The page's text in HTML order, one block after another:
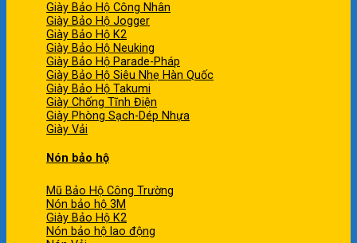
Giày Bảo Hộ Công Nhân
Giày Bảo Hộ Jogger
Giày Bảo Hộ K2
Giày Bảo Hộ Neuking
Giày Bảo Hộ Parade-Pháp
Giày Bảo Hộ Siêu Nhẹ Hàn Quốc
Giày Bảo Hộ Takumi
Giày Chống Tĩnh Điện
Giày Phòng Sạch-Dép Nhựa
Giày Vải
Nón bảo hộ
Mũ Bảo Hộ Công Trường
Nón bảo hộ 3M
Giày Bảo Hộ K2
Nón bảo hộ lao động